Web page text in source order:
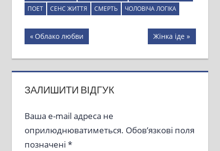
ПОЕТ
СЕНС ЖИТТЯ СМЕРТЬ ЧОЛОВІЧА ЛОГІКА
Навігація
записів
Previous
Облако любви
Next
Жінка іде
ЗАЛИШИТИ ВІДГУК
Ваша e-mail адреса не
оприлюднюватиметься. Обов’язкові поля
позначені *